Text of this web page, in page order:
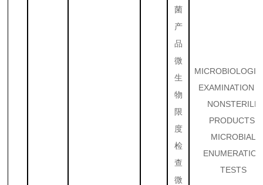
菌
产
品
微
生
物
限
度
检
查
微
EXAMINATION
NONSTERILE
PRODUCTS:
MICROBIAL
ENUMERATION
TESTS